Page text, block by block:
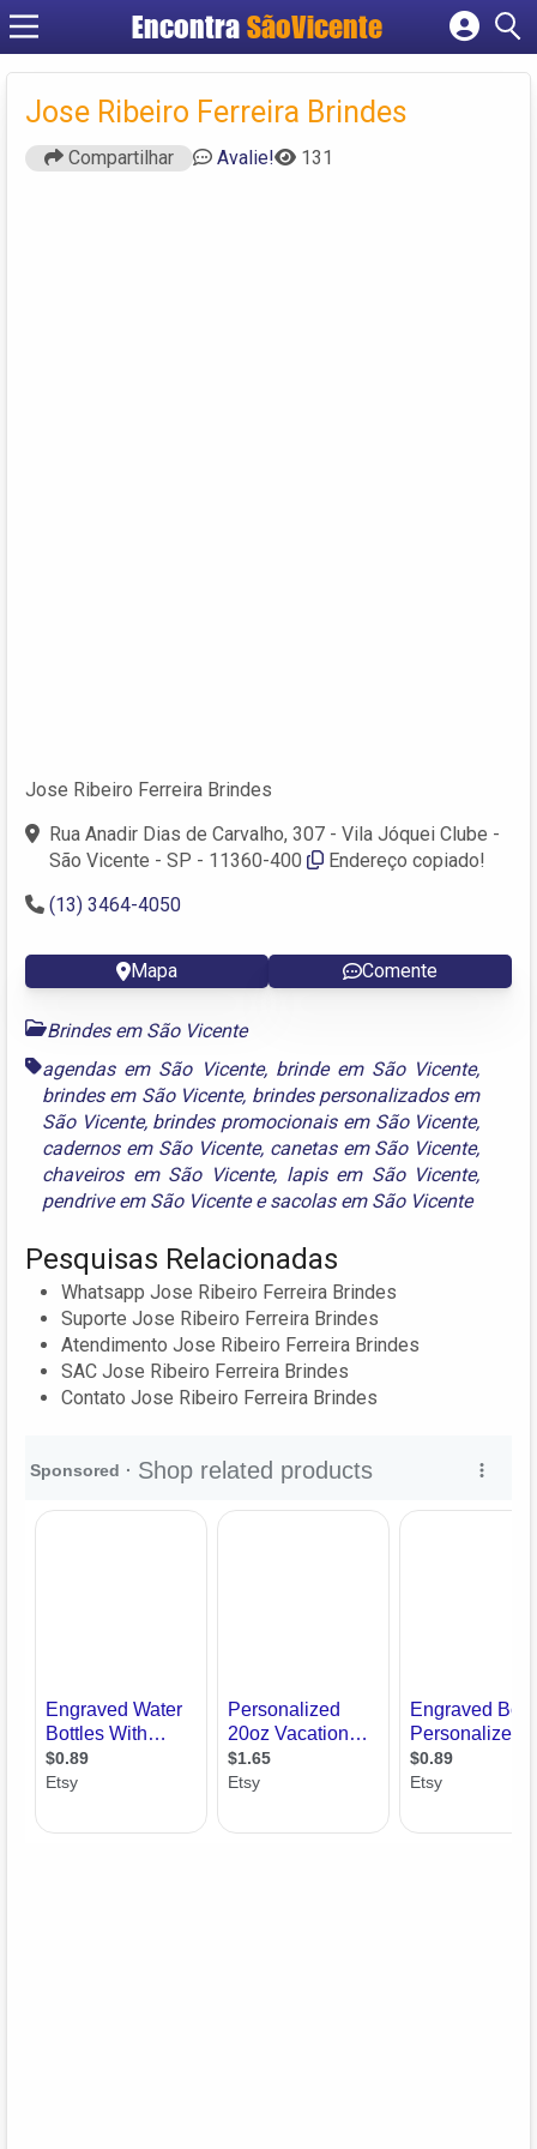
Encontra SãoVicente
Cadastrar empresa
Criar conta
Jose Ribeiro Ferreira Brindes
Compartilhar Avalie! 131
Jose Ribeiro Ferreira Brindes
Rua Anadir Dias de Carvalho, 307 - Vila Jóquei Clube -
São Vicente - SP - 11360-400
Endereço copiado!
(13) 3464-4050
Mapa Comente
Brindes em São Vicente
agendas em São Vicente, brinde em São Vicente,
brindes em São Vicente, brindes personalizados em
São Vicente, brindes promocionais em São Vicente,
cadernos em São Vicente, canetas em São Vicente,
chaveiros em São Vicente, lapis em São Vicente,
pendrive em São Vicenteesacolas em São Vicente
Pesquisas Relacionadas
Whatsapp Jose Ribeiro Ferreira Brindes
Suporte Jose Ribeiro Ferreira Brindes
Atendimento Jose Ribeiro Ferreira Brindes
SAC Jose Ribeiro Ferreira Brindes
Contato Jose Ribeiro Ferreira Brindes